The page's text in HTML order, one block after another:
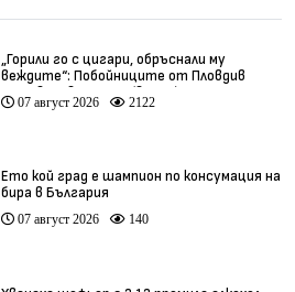
„Горили го с цигари, обръснали му
веждите“: Побойниците от Пловдив
остават в ареста (видео)
07 август 2026 2122
Ето кой град е шампион по консумация на
бира в България
07 август 2026 140